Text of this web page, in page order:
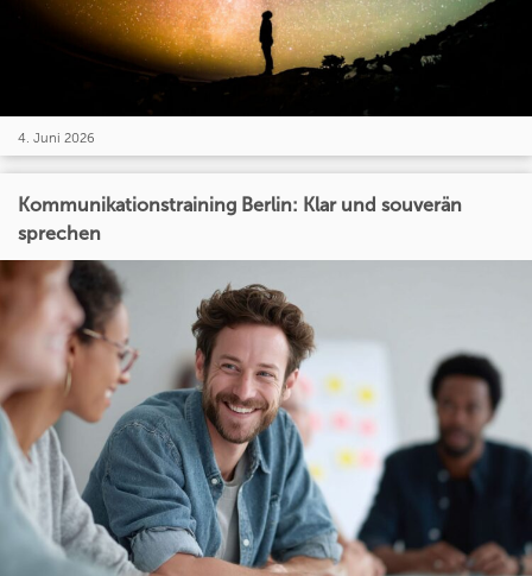
4. Juni 2026
Kommunikationstraining Berlin: Klar und souverän
sprechen